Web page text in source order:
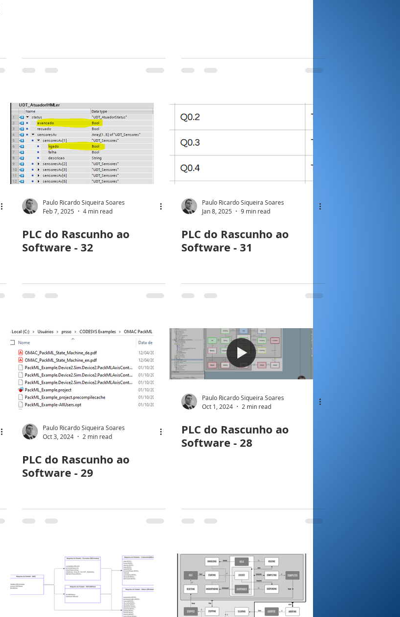
Paulo Ricardo Siqueira Soares
Feb 7, 2025
4 min read
PLC do Rascunho ao
Software - 32
Paulo Ricardo Siqueira Soares
Jan 8, 2025
9 min read
PLC do Rascunho ao
Software - 31
Paulo Ricardo Siqueira Soares
Oct 3, 2024
2 min read
PLC do Rascunho ao
Software - 29
Paulo Ricardo Siqueira Soares
Oct 1, 2024
2 min read
PLC do Rascunho ao
Software - 28